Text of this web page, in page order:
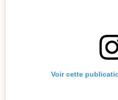
Voir cette